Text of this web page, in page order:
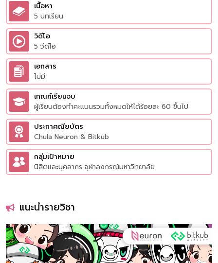
เนื้อหา
5 บทเรียน
วิดีโอ
5 วีดีโอ
เอกสาร
ไม่มี
เกณฑ์เรียนจบ
ผู้เรียนต้องทำคะแนนรวมทั้งหมดให้ได้ร้อยละ 60 ขึ้นไป
ประกาศณียบัตร
Cฺhula Neuron & Bitkub
กลุ่มเป้าหมาย
นิสิตและบุคลากร จุฬาลงกรณ์มหาวิทยาลัย
แนะนำรายวิชา